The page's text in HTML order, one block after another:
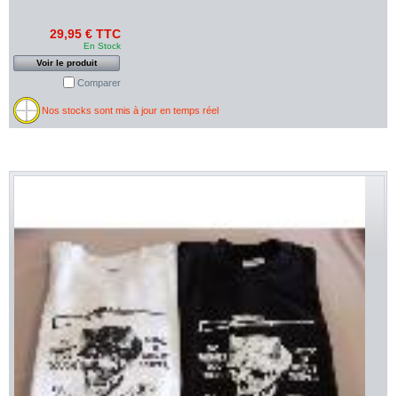
29,95 € TTC
En Stock
Voir le produit
Comparer
Nos stocks sont mis à jour en temps réel